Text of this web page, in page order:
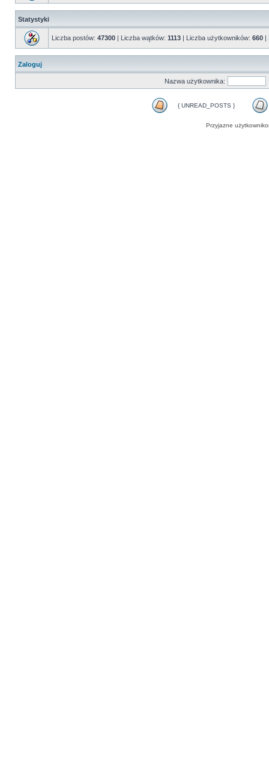
Statystyki
Liczba postów: 47300 | Liczba wątków: 1113 | Liczba użytkowników: 660 |
Zaloguj
Nazwa użytkownika:
{ UNREAD_POSTS }
Przyjazne